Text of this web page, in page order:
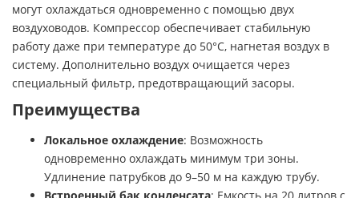
могут охлаждаться одновременно с помощью двух
воздуховодов. Компрессор обеспечивает стабильную
работу даже при температуре до 50°C, нагнетая воздух в
систему. Дополнительно воздух очищается через
специальный фильтр, предотвращающий засоры.
Преимущества
Локальное охлаждение: Возможность
одновременно охлаждать минимум три зоны.
Удлинение патрубков до 9–50 м на каждую трубу.